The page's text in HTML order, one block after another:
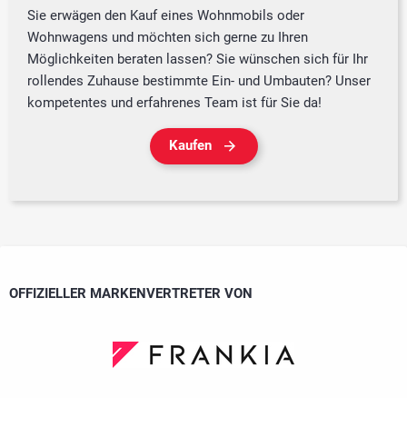
Sie erwägen den Kauf eines Wohnmobils oder
Wohnwagens und möchten sich gerne zu Ihren
Möglichkeiten beraten lassen? Sie wünschen sich für Ihr
rollendes Zuhause bestimmte Ein- und Umbauten? Unser
kompetentes und erfahrenes Team ist für Sie da!
Kaufen
OFFIZIELLER MARKENVERTRETER VON